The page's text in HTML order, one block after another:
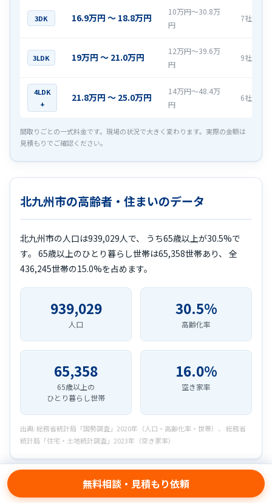
3DK 16.9万円 〜 18.8万円
10万円〜30.8万
円
7社
3LDK 19万円 〜 21.0万円
12万円〜39.6万
円
9社
4LDK
+
21.8万円 〜 25.0万円
14万円〜48.4万
円
6社
間取りごとの一式料金です。現場の状況で大きく変わります。実際の金額は
見積もりでご確認ください。
北九州市の高齢者・住まいのデータ
北九州市の人口は939,029人で、 うち65歳以上が30.5%で
す。 65歳以上のひとり暮らし世帯は65,358世帯あり、 全
436,245世帯の15.0%を占めます。
939,029
人口
30.5%
高齢化率
65,358
65歳以上の
ひとり暮らし世帯
16.0%
空き家率
出典: 総務省統計局「国勢調査」2020年（人口・高齢化率・世帯）、 総務省
統計局「住宅・土地統計調査」2023年（空き家率）
← 福岡県の業者一覧に戻る無料相談・見積もり依頼